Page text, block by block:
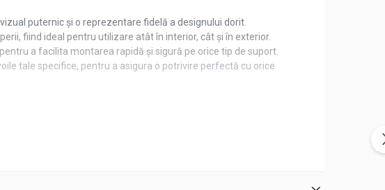
puternic și o reprezentare fidelă a designului dorit.
fiind ideal pentru utilizare atât în interior, cât și în exterior.
a facilita montarea rapidă și sigură pe orice tip de suport.
tale specifice, pentru a asigura o potrivire perfectă cu orice